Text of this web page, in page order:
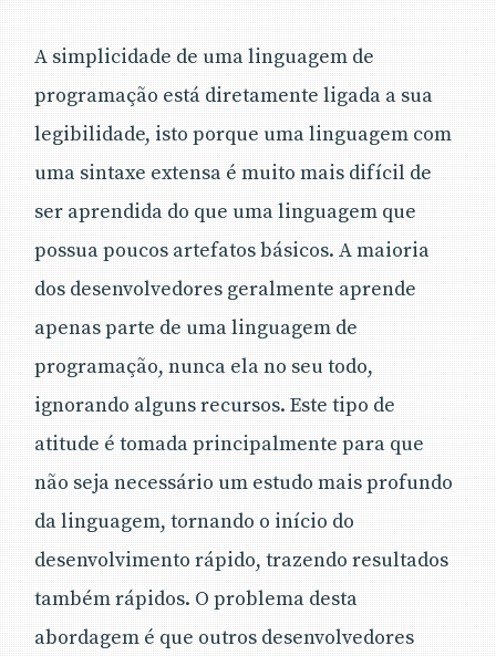
A simplicidade de uma linguagem de
programação está diretamente ligada a sua
legibilidade, isto porque uma linguagem com
uma sintaxe extensa é muito mais difícil de
ser aprendida do que uma linguagem que
possua poucos artefatos básicos. A maioria
dos desenvolvedores geralmente aprende
apenas parte de uma linguagem de
programação, nunca ela no seu todo,
ignorando alguns recursos. Este tipo de
atitude é tomada principalmente para que
não seja necessário um estudo mais profundo
da linguagem, tornando o início do
desenvolvimento rápido, trazendo resultados
também rápidos. O problema desta
abordagem é que outros desenvolvedores